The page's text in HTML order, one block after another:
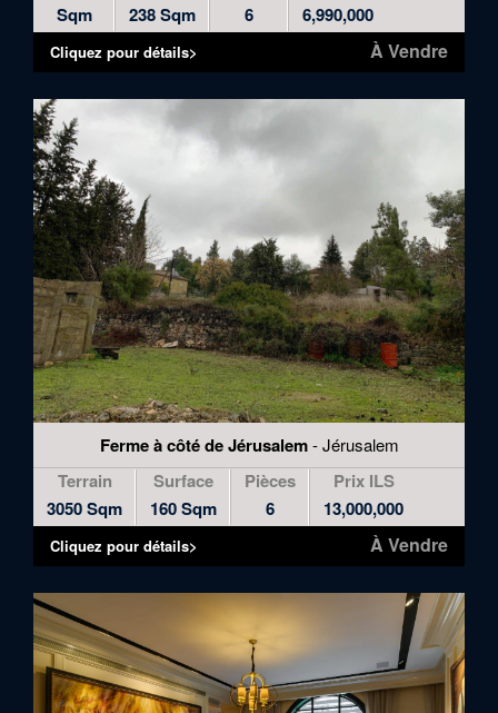
Sqm
238 Sqm
6
6,990,000
À Vendre
Cliquez pour détails>
Ferme à côté de Jérusalem- Jérusalem
Terrain
3050 Sqm
Surface
160 Sqm
Pièces
6
Prix ILS
13,000,000
À Vendre
Cliquez pour détails>